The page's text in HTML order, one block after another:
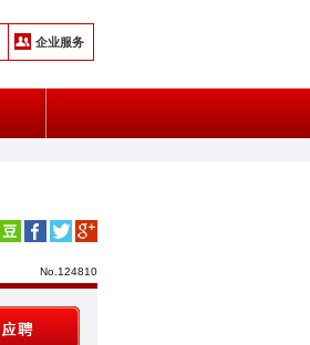
企业服务
No.124810